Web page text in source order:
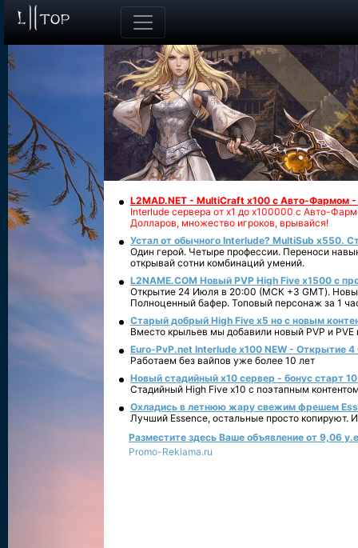
L2MAD.NET - MultiCraft x100 с Авто-Фармом
Interlude сервера от х1 до х100000 с Авто-
Долларов, множество игроков, врывайся!
Устал от обычного Interlude? MultiSub x550.
Один герой. Четыре профессии. Переноси
открывай сотни комбинаций умений.
L2NAME.COM Новый PVP High Five x1500 с
Открытие 24 Июля в 20:00 (МСК +3 GMT).
Полноценный бафер. Топовый персонаж за 1
Старый добрый High Five x5 но с новым
Вместо крыльев мы добавили новый PVP и PVE
Euro-PvP.net Interlude х100 NEW - Открытие 4
Работаем без вайпов уже более 10 лет
Новый стадийный х10 сервер - бонус старт
Стадийный High Five x10 с поэтапным
Охладись в летнюю жару свежим фрешем
Лучший Essence, остальные просто копируют.
Разместите здесь Ваше объявление от 9,06
Promo-Reklama.ru